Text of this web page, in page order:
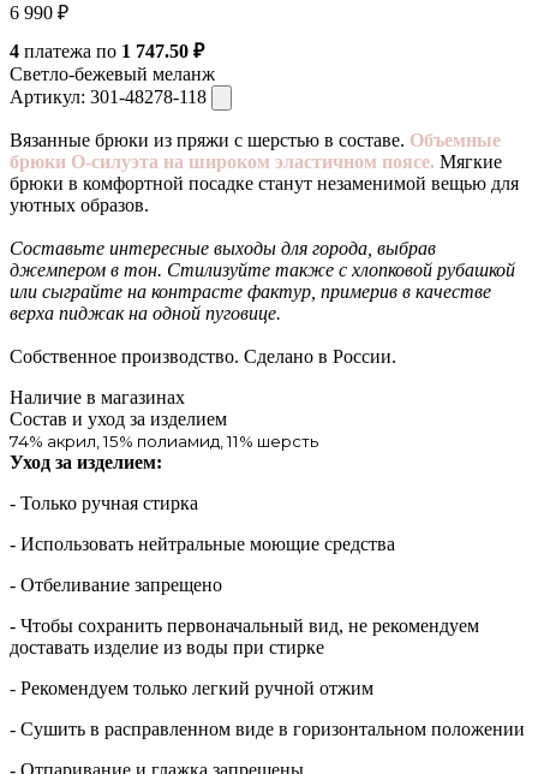
6 990 ₽
4 платежа по 1 747.50 ₽
Светло-бежевый меланж
Артикул: 301-48278-118
Вязанные брюки из пряжи с шерстью в составе. Объемные
брюки О-силуэта на широком эластичном поясе. Мягкие
брюки в комфортной посадке станут незаменимой вещью для
уютных образов.
Составьте интересные выходы для города, выбрав
джемпером в тон. Стилизуйте также с хлопковой рубашкой
или сыграйте на контрасте фактур, примерив в качестве
верха пиджак на одной пуговице.
Собственное производство. Сделано в России.
Наличие в магазинах
Состав и уход за изделием
74% акрил, 15% полиамид, 11% шерсть
Уход за изделием:
- Только ручная стирка
- Использовать нейтральные моющие средства
- Отбеливание запрещено
- Чтобы сохранить первоначальный вид, не рекомендуем
доставать изделие из воды при стирке
- Рекомендуем только легкий ручной отжим
- Сушить в расправленном виде в горизонтальном положении
- Отпаривание и глажка запрещены